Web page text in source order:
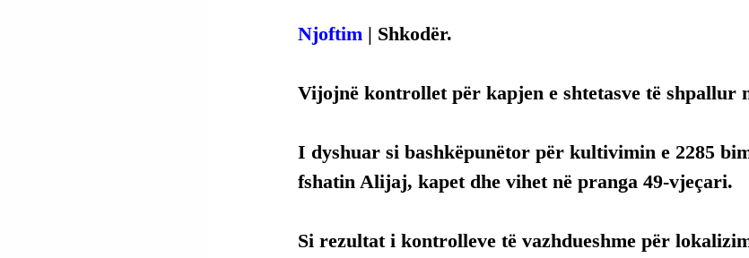
Njoftim | Shkodër.
Vijojnë kontrollet për kapjen e shtetasve të shpallur
I dyshuar si bashkëpunëtor për kultivimin e 2285
fshatin Alijaj, kapet dhe vihet në pranga 49-vjeçari.
Si rezultat i kontrolleve të vazhdueshme për